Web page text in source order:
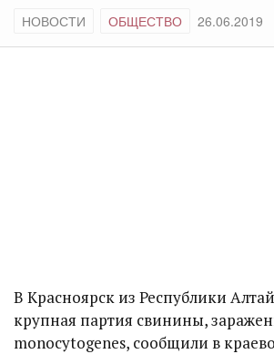
НОВОСТИ ОБЩЕСТВО 26.06.2019
В Красноярск из Республики
крупная партия свинины,
monocytogenes, сообщили в